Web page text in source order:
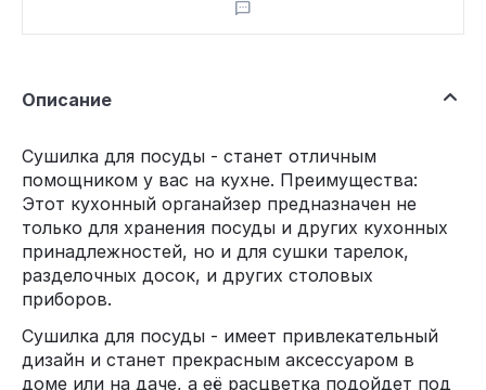
Описание
Сушилка для посуды - станет отличным
помощником у вас на кухне. Преимущества:
Этот кухонный органайзер предназначен не
только для хранения посуды и других кухонных
принадлежностей, но и для сушки тарелок,
разделочных досок, и других столовых
приборов.
Сушилка для посуды - имеет привлекательный
дизайн и станет прекрасным аксессуаром в
доме или на даче, а её расцветка подойдет под